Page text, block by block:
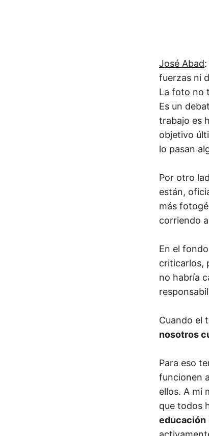
José Abad
fuerzas ni
La foto no
Es un
trabajo es
objetivo
lo pasan
Por otro
están,
más
corriendo
En el
criticarlos,
no habría
Cuando el
nosotros
Para eso
funcionen
ellos. A mi
que todos
educación